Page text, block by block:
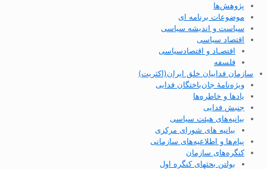
پژوهش‌ها
موضوعات برنامه ای
سیاست و اندیشه سیاسی
اقتصاد سیاسی
اقتصـاد و اقتصاد‌سیاسی
فلسفه
سازمان فداییان خلق ایران(اکثریت)
ویژه‌نامهٔ جان‌باختگان فدایی
یادها و خاطره‌ها
جنبش فدایی
بیانیه‌های هیئت سیاسی
بیانیه های شورای مرکزی
پیام‌ها و اطلاعیه‌های سازمانی
کنگره‌های سازمان
بولتن بحثهای کنگره اول